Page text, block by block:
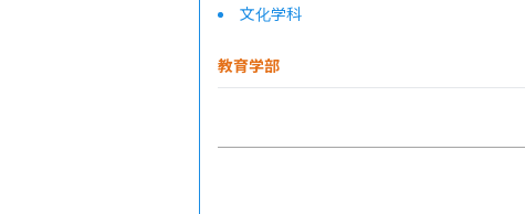
文化学科
教育学部